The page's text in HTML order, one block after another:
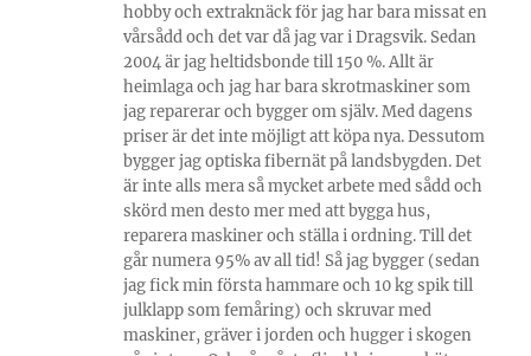
hobby och extraknäck för jag har bara missat en
vårsådd och det var då jag var i Dragsvik. Sedan
2004 är jag heltidsbonde till 150 %. Allt är
heimlaga och jag har bara skrotmaskiner som
jag reparerar och bygger om själv. Med dagens
priser är det inte möjligt att köpa nya. Dessutom
bygger jag optiska fibernät på landsbygden. Det
är inte alls mera så mycket arbete med sådd och
skörd men desto mer med att bygga hus,
reparera maskiner och ställa i ordning. Till det
går numera 95% av all tid! Så jag bygger (sedan
jag fick min första hammare och 10 kg spik till
julklapp som femåring) och skruvar med
maskiner, gräver i jorden och hugger i skogen